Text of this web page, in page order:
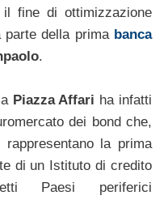
il fine di ottimizzazione
parte della prima banca
.
Piazza Affari ha infatti
dei bond che,
la prima
di un Istituto di credito
Paesi periferici